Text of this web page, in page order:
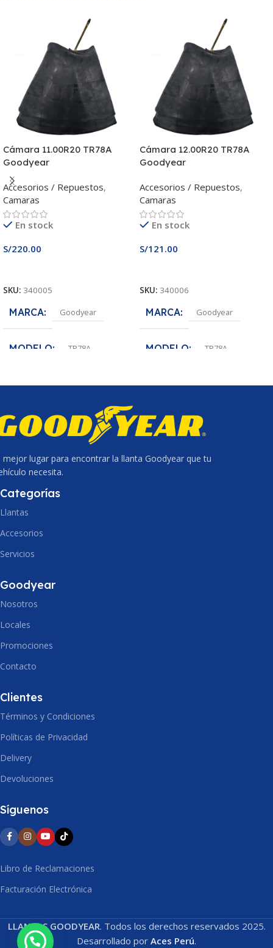
Cámara 11.00R20 TR78A
Goodyear
Accesorios / Repuestos,
Camaras
En stock
S/220.00
SKU: 340005
MARCA Goodyear
MODELO TR78A
MEDIDA 11.00R20
VOLUMEN Caja x4
PROCEDENCIA KOR
Cámara 12.00R20 TR78A
Goodyear
Accesorios / Repuestos,
Camaras
En stock
S/121.00
SKU: 340006
MARCA Goodyear
MODELO TR78A
MEDIDA 12.00R20
VOLUMEN
PROCEDENCIA
mejor lugar para encontrar la llanta Goodyear que tu
necesita.
Categorías
Llantas
Accesorios
Servicios
Goodyear
Nosotros
Locales
Promociones
Contacto
Clientes
Términos y Condiciones
Políticas de Privacidad
Delivery
Devoluciones
Síguenos
Libro de Reclamaciones
Facturación Electrónica
LLANTAS GOODYEAR. Todos los derechos reservados 2025.
Desarrollado por Aces Perú.